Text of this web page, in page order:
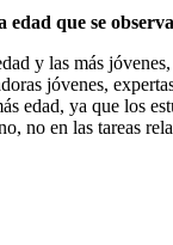
edad que se
y las más
jóvenes,
edad, ya que los
no en las tareas